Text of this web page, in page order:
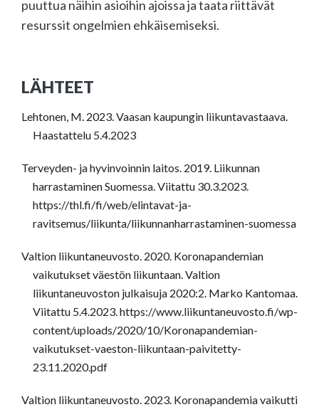
puuttua näihin asioihin ajoissa ja taata riittävät
resurssit ongelmien ehkäisemiseksi.
LÄHTEET
Lehtonen, M. 2023. Vaasan kaupungin liikuntavastaava.
Haastattelu 5.4.2023
Terveyden- ja hyvinvoinnin laitos. 2019. Liikunnan
harrastaminen Suomessa. Viitattu 30.3.2023.
https://thl.fi/fi/web/elintavat-ja-
ravitsemus/liikunta/liikunnanharrastaminen-suomessa
Valtion liikuntaneuvosto. 2020. Koronapandemian
vaikutukset väestön liikuntaan. Valtion
liikuntaneuvoston julkaisuja 2020:2. Marko Kantomaa.
Viitattu 5.4.2023. https://www.liikuntaneuvosto.fi/wp-
content/uploads/2020/10/Koronapandemian-
vaikutukset-vaeston-liikuntaan-paivitetty-
23.11.2020.pdf
Valtion liikuntaneuvosto. 2023. Koronapandemia vaikutti